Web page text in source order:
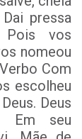
pressa
Pois vos
nomeou
Com
escolheu
Deus
Em seu